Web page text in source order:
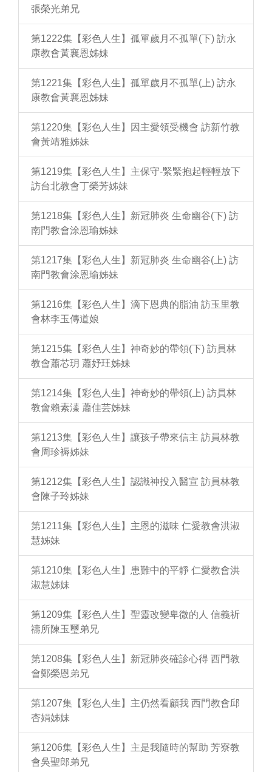
張榮光弟兄
第1222集【彩色人生】孤單歲月不孤單(下) 訪永
康教會黃襄恩姊妹
第1221集【彩色人生】孤單歲月不孤單(上) 訪永
康教會黃襄恩姊妹
第1220集【彩色人生】因主愛領受機會 訪新竹教
會黃靖雅姊妹
第1219集【彩色人生】主保守-緊緊抱起輕輕放下
訪台北教會丁榮芳姊妹
第1218集【彩色人生】新冠肺炎 生命幽谷(下) 訪
南門教會涂恩瑜姊妹
第1217集【彩色人生】新冠肺炎 生命幽谷(上) 訪
南門教會涂恩瑜姊妹
第1216集【彩色人生】滴下恩典的脂油 訪玉里教
會林李玉傳道娘
第1215集【彩色人生】神奇妙的帶領(下) 訪員林
教會蕭芯玥 蕭妤玨姊妹
第1214集【彩色人生】神奇妙的帶領(上) 訪員林
教會賴素溱 蕭佳芸姊妹
第1213集【彩色人生】讓孩子帶來信主 訪員林教
會周珍褥姊妹
第1212集【彩色人生】認識神投入醫宣 訪員林教
會陳子玲姊妹
第1211集【彩色人生】主恩的滋味 仁愛教會洪淑
慧姊妹
第1210集【彩色人生】患難中的平靜 仁愛教會洪
淑慧姊妹
第1209集【彩色人生】聖靈改變卑微的人 信義祈
禱所陳玉璽弟兄
第1208集【彩色人生】新冠肺炎確診心得 西門教
會鄭榮恩弟兄
第1207集【彩色人生】主仍然看顧我 西門教會邱
杏娟姊妹
第1206集【彩色人生】主是我隨時的幫助 芳寮教
會吳聖郎弟兄